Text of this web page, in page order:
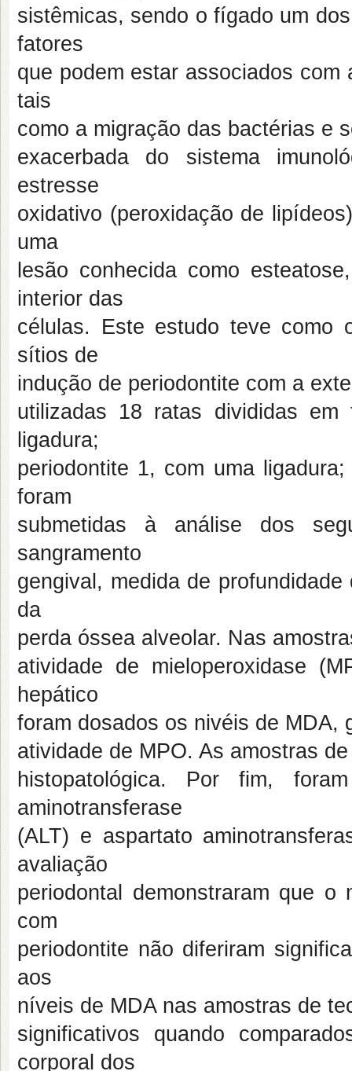
sistêmicas, sendo o fígado um
fatores
que podem estar associados
tais
como a migração das bactérias e
exacerbada do sistema
estresse
oxidativo (peroxidação de
uma
lesão conhecida como
interior das
células. Este estudo teve como
sítios de
indução de periodontite com a
utilizadas 18 ratas divididas
ligadura;
periodontite 1, com uma
foram
submetidas à análise dos
sangramento
gengival, medida de
da
perda óssea alveolar. Nas
atividade de mieloperoxidase
hepático
foram dosados os nivéis de MDA,
atividade de MPO. As amostras
histopatológica. Por fim,
aminotransferase
(ALT) e aspartato
avaliação
periodontal demonstraram que
com
periodontite não diferiram
aos
níveis de MDA nas amostras de
significativos quando
corporal dos